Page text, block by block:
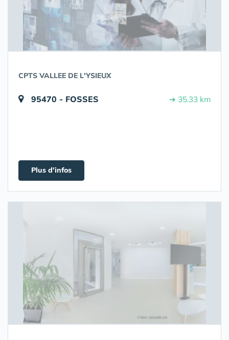
CPTS VALLEE DE L'YSIEUX
95470 - FOSSES ➔ 35.33 km
Plus d'infos